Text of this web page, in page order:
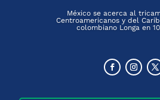
México se acerca al
Centroamericanos y del
colombiano Longa en